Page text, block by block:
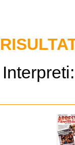
Interpreti: